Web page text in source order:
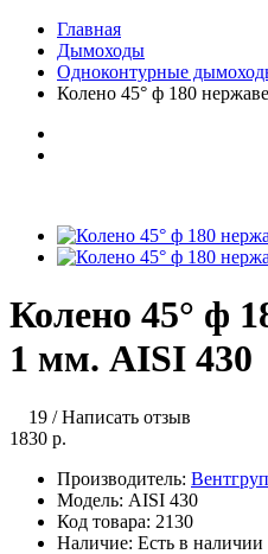
Главная
Дымоходы
Одноконтурные
Колено 45° ф 180
Колено 45° ф
1 мм. AISI 430
19 /Написать отзыв
1830 р.
Производитель:
Модель: AISI 430
Код товара: 2130
Наличие: Есть в наличии